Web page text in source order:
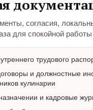
согласия,
для спокойной
трудового
и должностные
кулинарии
и кадровые